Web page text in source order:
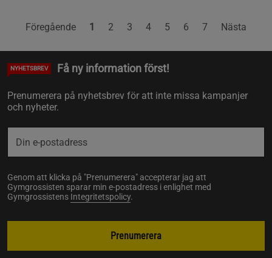
Föregående 1 2 3 4 5 6 7 Nästa
NYHETSBREV Få ny information först!
Prenumerera på nyhetsbrev för att inte missa kampanjer
och nyheter.
Genom att klicka på "Prenumerera" accepterar jag att
Gymgrossisten sparar min e-postadress i enlighet med
Gymgrossistens Integritetspolicy.
Prenumerera